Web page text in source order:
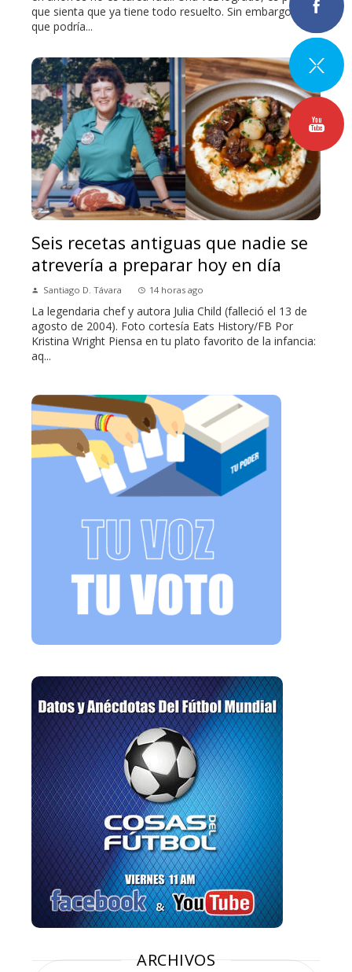
que sienta que ya tiene todo resuelto. Sin embargo, lo
que podría...
Seis recetas antiguas que nadie se
atrevería a preparar hoy en día
Santiago D. Távara 14 horas ago
La legendaria chef y autora Julia Child (falleció el 13 de
agosto de 2004). Foto cortesía Eats History/FB Por
Kristina Wright Piensa en tu plato favorito de la infancia:
aq...
ARCHIVOS